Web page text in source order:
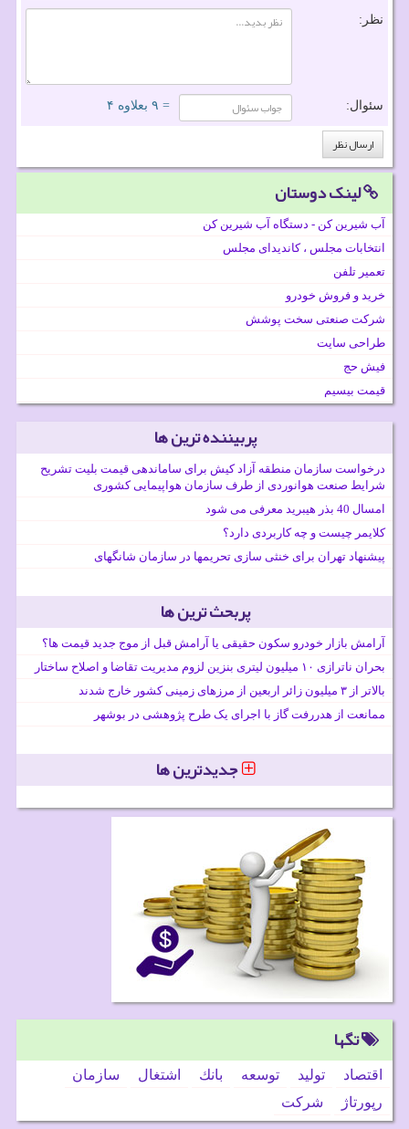
نظر:
سئوال: = ۹ بعلاوه ۴
لینک دوستان
آب شیرین کن - دستگاه آب شیرین کن
انتخابات مجلس ، کاندیدای مجلس
تعمیر تلفن
خرید و فروش خودرو
شرکت صنعتی سخت پوشش
طراحی سایت
فیش حج
قیمت بیسیم
پربیننده ترین ها
درخواست سازمان منطقه آزاد کیش برای ساماندهی قیمت بلیت تشریح
شرایط صنعت هوانوردی از طرف سازمان هواپیمایی کشوری
امسال 40 بذر هیبرید معرفی می شود
کلایمر چیست و چه کاربردی دارد؟
پیشنهاد تهران برای خنثی سازی تحریمها در سازمان شانگهای
پربحث ترین ها
آرامش بازار خودرو سکون حقیقی یا آرامش قبل از موج جدید قیمت ها؟
بحران ناترازی ۱۰ میلیون لیتری بنزین لزوم مدیریت تقاضا و اصلاح ساختار
بالاتر از ۳ میلیون زائر اربعین از مرزهای زمینی کشور خارج شدند
ممانعت از هدررفت گاز با اجرای یک طرح پژوهشی در بوشهر
جدیدترین ها
تگها
اقتصاد تولید توسعه بانك اشتغال
سازمان
رپورتاژ
شركت